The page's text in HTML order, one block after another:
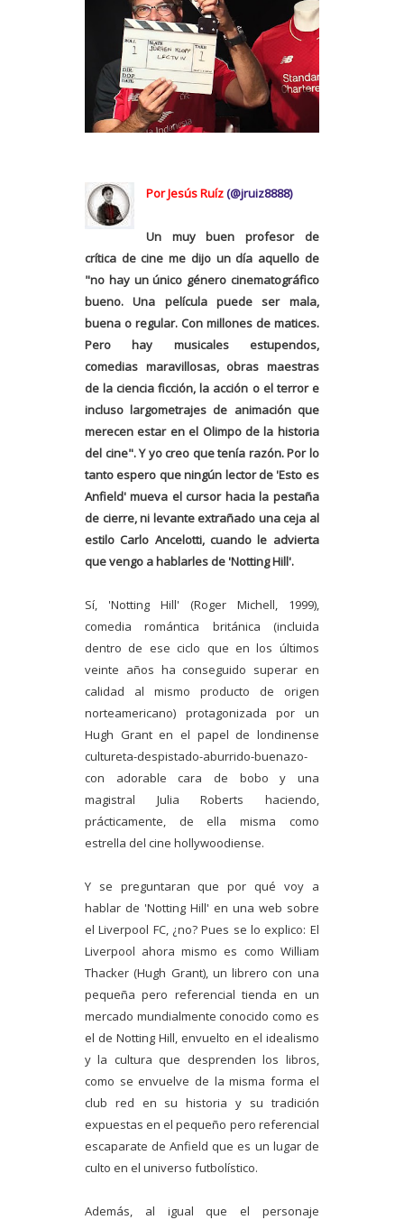
Por Jesús Ruíz(@jruiz8888)
Un muy buen profesor de
crítica de cine me dijo un día aquello de
"no hay un único género cinematográfico
bueno. Una película puede ser mala,
buena o regular. Con millones de matices.
Pero hay musicales estupendos,
comedias maravillosas, obras maestras
de la ciencia ficción, la acción o el terror e
incluso largometrajes de animación que
merecen estar en el Olimpo de la historia
del cine". Y yo creo que tenía razón. Por lo
tanto espero que ningún lector de 'Esto es
Anfield' mueva el cursor hacia la pestaña
de cierre, ni levante extrañado una ceja al
estilo Carlo Ancelotti, cuando le advierta
que vengo a hablarles de 'Notting Hill'.
Sí, 'Notting Hill' (Roger Michell, 1999),
comedia romántica británica (incluida
dentro de ese ciclo que en los últimos
veinte años ha conseguido superar en
calidad al mismo producto de origen
norteamericano) protagonizada por un
Hugh Grant en el papel de londinense
cultureta-despistado-aburrido-buenazo-
con adorable cara de bobo y una
magistral Julia Roberts haciendo,
prácticamente, de ella misma como
estrella del cine hollywoodiense.
Y se preguntaran que por qué voy a
hablar de 'Notting Hill' en una web sobre
el Liverpool FC, ¿no? Pues se lo explico: El
Liverpool ahora mismo es como William
Thacker (Hugh Grant), un librero con una
pequeña pero referencial tienda en un
mercado mundialmente conocido como es
el de Notting Hill, envuelto en el idealismo
y la cultura que desprenden los libros,
como se envuelve de la misma forma el
club red en su historia y su tradición
expuestas en el pequeño pero referencial
escaparate de Anfield que es un lugar de
culto en el universo futbolístico.
Además, al igual que el personaje